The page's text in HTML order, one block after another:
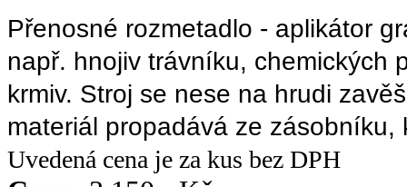
Přenosné rozmetadlo - aplikátor
např. hnojiv trávníku, chemických
krmiv. Stroj se nese na hrudi
materiál propadává ze zásobníku,
Uvedená cena je za kus bez DPH